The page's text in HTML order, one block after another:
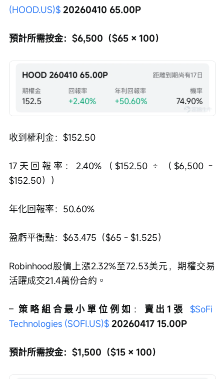
(HOOD.US)$ 20260410 65.00P
預計所需按金：$6,500（$65 × 100）
收到權利金：$152.50
17天回報率：2.40%（$152.50 ÷ （$6,500 -
$152.50））
年化回報率：50.60%
盈虧平衡點：$63.475（$65 - $1.525）
Robinhood股價上漲2.32%至72.53美元，期權交易
活躍成交21.4萬份合約。
– 策略組合最小單位例如 ： 賣出1張 $SoFi
Technologies (SOFI.US)$ 20260417 15.00P
預計所需按金：$1,500（$15 × 100）